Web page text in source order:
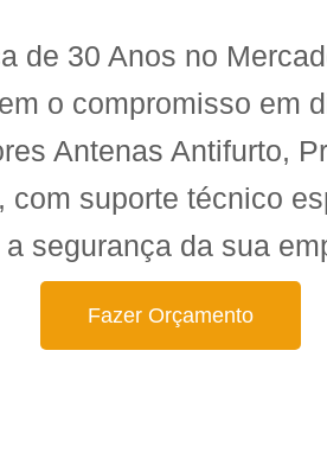
de 30 Anos no
o compromisso em
Antenas Antifurto,
com suporte técnico
a segurança da sua
Fazer Orçamento